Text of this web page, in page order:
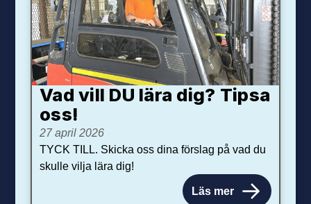
Vad vill DU lära dig? Tipsa
oss!
27 april 2026
TYCK TILL. Skicka oss dina förslag på vad du
skulle vilja lära dig!
Läs mer